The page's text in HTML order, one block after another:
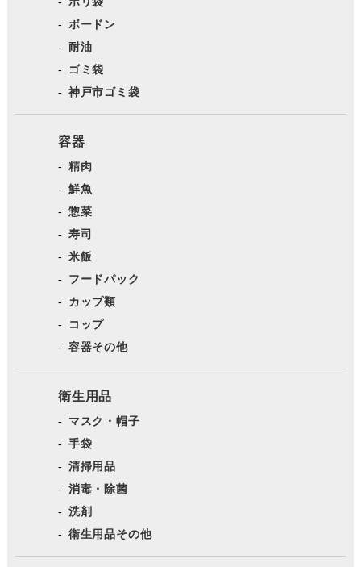
ボードン
耐油
ゴミ袋
神戸市ゴミ袋
容器
精肉
鮮魚
惣菜
寿司
米飯
フードパック
カップ類
コップ
容器その他
衛生用品
マスク・帽子
手袋
清掃用品
消毒・除菌
洗剤
衛生用品その他